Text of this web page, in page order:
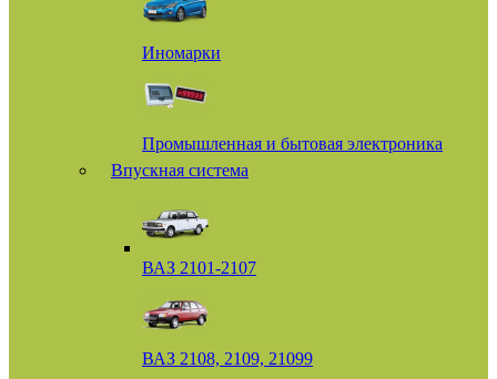
Иномарки
Промышленная и бытовая электроника
Впускная система
ВАЗ 2101-2107
ВАЗ 2108, 2109, 21099